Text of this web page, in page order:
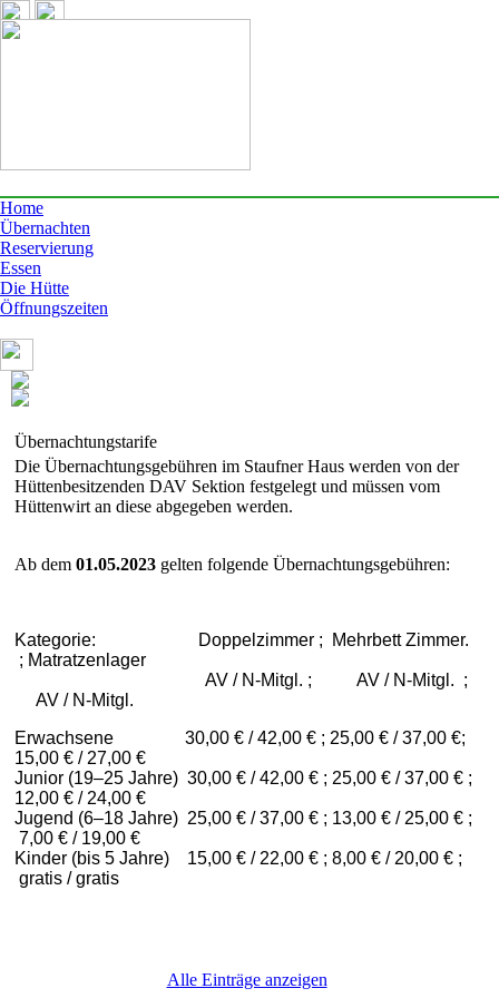
Home
Übernachten
Reservierung
Essen
Die Hütte
Öffnungszeiten
Übernachtungstarife
Die Übernachtungsgebühren im Staufner Haus werden von der
Hüttenbesitzenden DAV Sektion festgelegt und müssen vom
Hüttenwirt an diese abgegeben werden.
Ab dem 01.05.2023 gelten folgende Übernachtungsgebühren:
Kategorie: Doppelzimmer ; Mehrbett Zimmer.
; Matratzenlager
AV / N-Mitgl. ; AV / N-Mitgl. ;
AV / N-Mitgl.
Erwachsene 30,00 € / 42,00 € ; 25,00 € / 37,00 €;
15,00 € / 27,00 €
Junior (19–25 Jahre) 30,00 € / 42,00 € ; 25,00 € / 37,00 € ;
12,00 € / 24,00 €
Jugend (6–18 Jahre) 25,00 € / 37,00 € ; 13,00 € / 25,00 € ;
7,00 € / 19,00 €
Kinder (bis 5 Jahre) 15,00 € / 22,00 € ; 8,00 € / 20,00 € ;
gratis / gratis
Alle Einträge anzeigen